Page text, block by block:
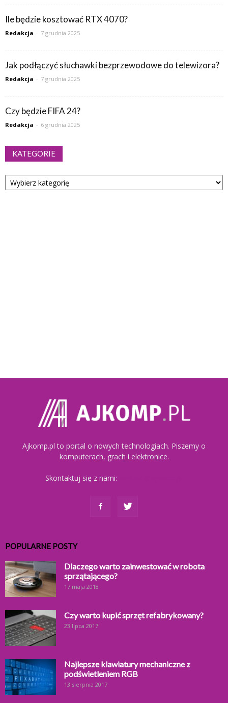
Ile będzie kosztować RTX 4070?
Redakcja - 7 grudnia 2025
Jak podłączyć słuchawki bezprzewodowe do telewizora?
Redakcja - 7 grudnia 2025
Czy będzie FIFA 24?
Redakcja - 6 grudnia 2025
KATEGORIE
Kategorie
Ajkomp.pl to portal o nowych technologiach. Piszemy o
komputerach, grach i elektronice.
Skontaktuj się z nami:
POPULARNE POSTY
Dlaczego warto zainwestować w robota
sprzątającego?
17 maja 2018
Czy warto kupić sprzęt refabrykowany?
23 lipca 2017
Najlepsze klawiatury mechaniczne z
podświetleniem RGB
13 sierpnia 2017